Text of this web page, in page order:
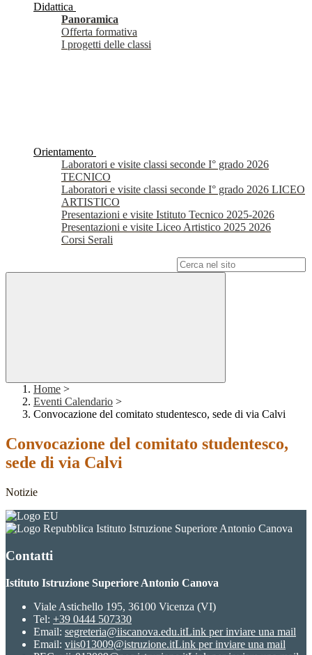
Didattica
Panoramica
Offerta formativa
I progetti delle classi
Orientamento
Laboratori e visite classi seconde I° grado 2026
TECNICO
Laboratori e visite classi seconde I° grado 2026 LICEO
ARTISTICO
Presentazioni e visite Istituto Tecnico 2025-2026
Presentazioni e visite Liceo Artistico 2025 2026
Corsi Serali
Home >
Eventi Calendario >
Convocazione del comitato studentesco, sede di via Calvi
Convocazione del comitato studentesco,
sede di via Calvi
Notizie
Istituto Istruzione Superiore Antonio Canova
Contatti
Istituto Istruzione Superiore Antonio Canova
Viale Astichello 195, 36100 Vicenza (VI)
Tel: +39 0444 507330
Email: segreteria@iiscanova.edu.itLink per inviare una mail
Email: viis013009@istruzione.itLink per inviare una mail